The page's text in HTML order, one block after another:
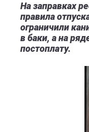
На заправках
правила
ограничили
в баки, а на
постоплату.